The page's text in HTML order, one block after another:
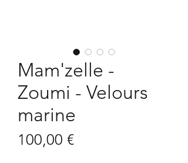
Mam'zelle -
Zoumi - Velours
marine
100,00 €Prix